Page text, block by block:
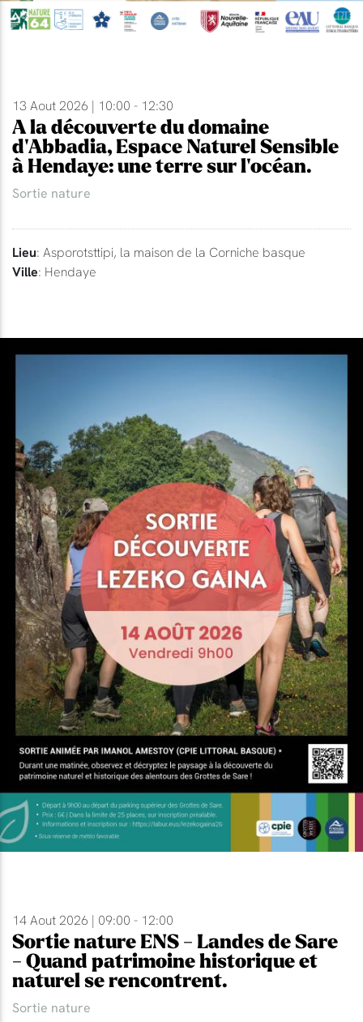
13 Aout 2026 | 10:00 - 12:30
A la découverte du domaine
d'Abbadia, Espace Naturel Sensible
à Hendaye: une terre sur l'océan.
Sortie nature
Lieu: Asporotsttipi, la maison de la Corniche basque
Ville: Hendaye
14 Aout 2026 | 09:00 - 12:00
Sortie nature ENS - Landes de Sare
- Quand patrimoine historique et
naturel se rencontrent.
Sortie nature